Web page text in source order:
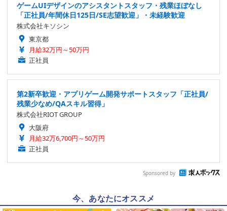
ゲームUIデザインのアシスタントスタッフ・残業ほぼなし
「正社員/年間休日125日/SE志望歓迎」・未経験歓迎
株式会社キソシン
東京都
月給32万円～50万円
正社員
第2新卒歓迎・アプリゲーム開発サポートスタッフ「正社員/
残業少なめ/QAスキル習得」
株式会社RIOT GROUP
大阪府
月給32万6,700円～50万円
正社員
Sponsored by
今、あなたにオススメ